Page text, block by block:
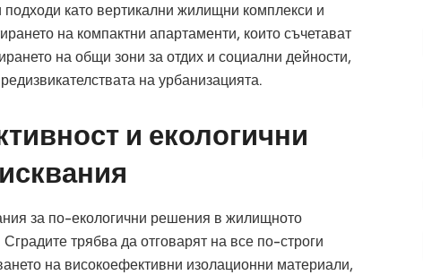
като вертикални жилищни комплекси и
на компактни апартаменти, които съчетават
на общи зони за отдих и социални дейности,
на урбанизацията.
и екологични
за по-екологични решения в жилищното
трябва да отговарят на все по-строги
на високоефективни изолационни материали,